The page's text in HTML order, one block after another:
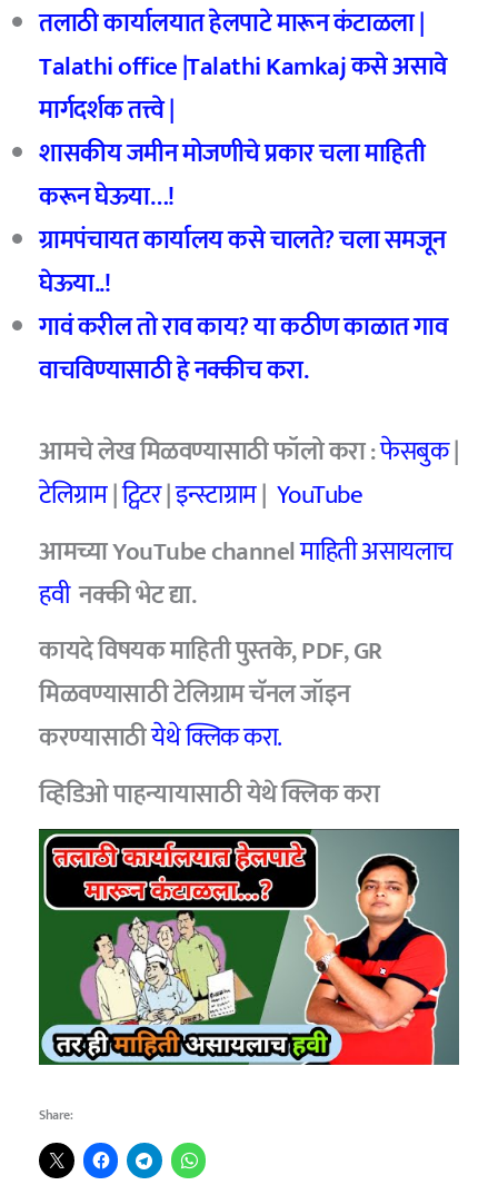
तलाठी कार्यालयात हेलपाटे मारून कंटाळला |
Talathi office |Talathi Kamkaj कसे असावे
मार्गदर्शक तत्त्वे |
शासकीय जमीन मोजणीचे प्रकार चला माहिती
करून घेऊया…!
ग्रामपंचायत कार्यालय कसे चालते? चला समजून
घेऊया..!
गावं करील तो राव काय? या कठीण काळात गाव
वाचविण्यासाठी हे नक्कीच करा.
आमचेलेख मिळवण्यासाठी फॉलो करा :फेसबुक|
टेलिग्राम|ट्विटर|इन्स्टाग्राम| YouTube
आमच्या YouTube channelमाहिती असायलाच
हवी नक्की भेट द्या.
कायदे विषयक माहिती पुस्तके, PDF, GR
मिळवण्यासाठी टेलिग्राम चॅनल जॉइन
करण्यासाठीयेथे क्लिक करा.
व्हिडिओ पाहन्यायासाठी येथे क्लिक करा
Share: